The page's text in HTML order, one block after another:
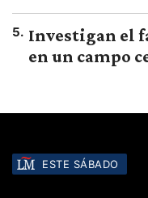
5. Investigan el
en un campo
ESTE SÁBADO